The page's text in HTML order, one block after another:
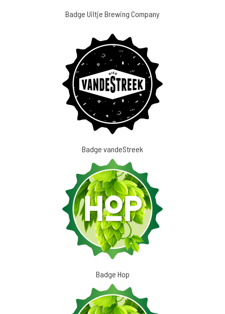
Badge Uiltje Brewing Company
Badge vandeStreek
Badge Hop